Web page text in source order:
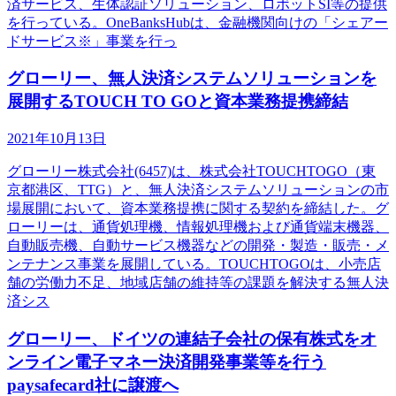
済サービス、生体認証ソリューション、ロボットSI等の提供
を行っている。OneBanksHubは、金融機関向けの「シェアー
ドサービス※」事業を行っ
グローリー、無人決済システムソリューションを
展開するTOUCH TO GOと資本業務提携締結
2021年10月13日
グローリー株式会社(6457)は、株式会社TOUCHTOGO（東
京都港区、TTG）と、無人決済システムソリューションの市
場展開において、資本業務提携に関する契約を締結した。グ
ローリーは、通貨処理機、情報処理機および通貨端末機器、
自動販売機、自動サービス機器などの開発・製造・販売・メ
ンテナンス事業を展開している。TOUCHTOGOは、小売店
舗の労働力不足、地域店舗の維持等の課題を解決する無人決
済シス
グローリー、ドイツの連結子会社の保有株式をオ
ンライン電子マネー決済開発事業等を行う
paysafecard社に譲渡へ